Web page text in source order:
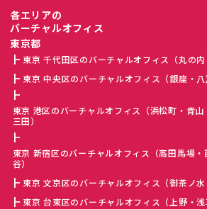
各エリアの
バーチャルオフィス
東京都
東京 千代田区のバーチャルオフィス（丸の内
東京 中央区のバーチャルオフィス（銀座・八
東京 港区のバーチャルオフィス（浜松町・青山
三田）
東京 新宿区のバーチャルオフィス（高田馬場
谷）
東京 文京区のバーチャルオフィス（御茶ノ水
東京 台東区のバーチャルオフィス（上野・浅